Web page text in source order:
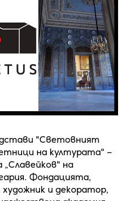
"Световният
на културата" –
на
Фондацията,
и декоратор,